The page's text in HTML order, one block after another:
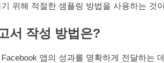
위해 적절한 샘플링 방법을 사용하는 것
서 작성 방법은?
앱의 성과를 명확하게 전달하는